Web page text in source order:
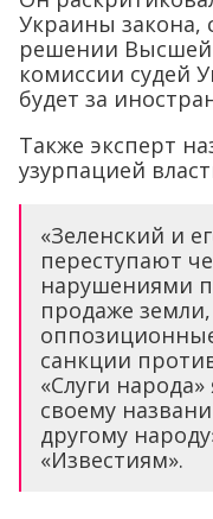
Украины закона,
решении
комиссии судей
будет за
Также эксперт
узурпацией
«Зеленский и
переступают
нарушениями
продаже
санкции
«Слуги
своему
другому
«Известиям».